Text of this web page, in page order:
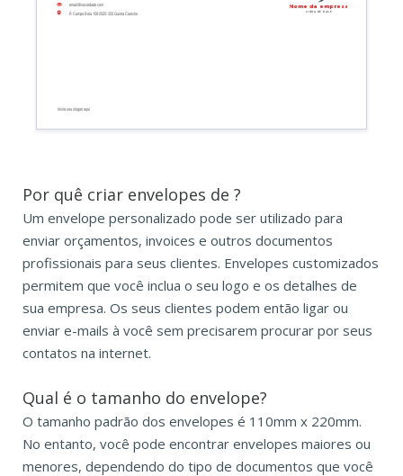
Insira seu slogan aqui
email@sociedade.com
R Campo Bola 109 2525-555 Quinta Carocho
Nome da empresa
Linha de base
Por quê criar envelopes de ?
Um envelope personalizado pode ser utilizado para
enviar orçamentos, invoices e outros documentos
profissionais para seus clientes. Envelopes customizados
permitem que você inclua o seu logo e os detalhes de
sua empresa. Os seus clientes podem então ligar ou
enviar e-mails à você sem precisarem procurar por seus
contatos na internet.
Qual é o tamanho do envelope?
O tamanho padrão dos envelopes é 110mm x 220mm.
No entanto, você pode encontrar envelopes maiores ou
menores, dependendo do tipo de documentos que você